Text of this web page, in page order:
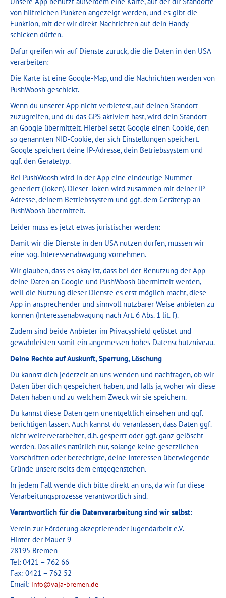
von hilfreichen Punkten angezeigt werden, und es gibt die
Funktion, mit der wir direkt Nachrichten auf dein Handy
schicken dürfen.
Dafür greifen wir auf Dienste zurück, die die Daten in den USA
verarbeiten:
Die Karte ist eine Google-Map, und die Nachrichten werden von
PushWoosh geschickt.
Wenn du unserer App nicht verbietest, auf deinen Standort
zuzugreifen, und du das GPS aktiviert hast, wird dein Standort
an Google übermittelt. Hierbei setzt Google einen Cookie, den
so genannten NID-Cookie, der sich Einstellungen speichert.
Google speichert deine IP-Adresse, dein Betriebssystem und
ggf. den Gerätetyp.
Bei PushWoosh wird in der App eine eindeutige Nummer
generiert (Token). Dieser Token wird zusammen mit deiner IP-
Adresse, deinem Betriebssystem und ggf. dem Gerätetyp an
PushWoosh übermittelt.
Leider muss es jetzt etwas juristischer werden:
Damit wir die Dienste in den USA nutzen dürfen, müssen wir
eine sog. Interessenabwägung vornehmen.
Wir glauben, dass es okay ist, dass bei der Benutzung der App
deine Daten an Google und PushWoosh übermittelt werden,
weil die Nutzung dieser Dienste es erst möglich macht, diese
App in ansprechender und sinnvoll nutzbarer Weise anbieten zu
können (Interessenabwägung nach Art. 6 Abs. 1 lit. f).
Zudem sind beide Anbieter im Privacyshield gelistet und
gewährleisten somit ein angemessen hohes Datenschutzniveau.
Deine Rechte auf Auskunft, Sperrung, Löschung
Du kannst dich jederzeit an uns wenden und nachfragen, ob wir
Daten über dich gespeichert haben, und falls ja, woher wir diese
Daten haben und zu welchem Zweck wir sie speichern.
Du kannst diese Daten gern unentgeltlich einsehen und ggf.
berichtigen lassen. Auch kannst du veranlassen, dass Daten ggf.
nicht weiterverarbeitet, d.h. gesperrt oder ggf. ganz gelöscht
werden. Das alles natürlich nur, solange keine gesetzlichen
Vorschriften oder berechtigte, deine Interessen überwiegende
Gründe unsererseits dem entgegenstehen.
In jedem Fall wende dich bitte direkt an uns, da wir für diese
Verarbeitungsprozesse verantwortlich sind.
Verantwortlich für die Datenverarbeitung sind wir selbst:
Verein zur Förderung akzeptierender Jugendarbeit e.V.
Hinter der Mauer 9
28195 Bremen
Tel: 0421 – 762 66
Fax: 0421 – 762 52
Email: info@vaja-bremen.de